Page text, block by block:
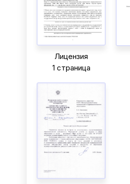
Лицензия
1 страница